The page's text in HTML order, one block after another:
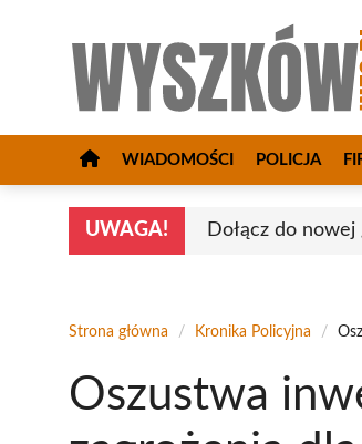
WIADOMOŚCI POLICJA
UWAGA! Dołącz do nowej
Strona główna / Kronika Policyjna /
Oszustwa